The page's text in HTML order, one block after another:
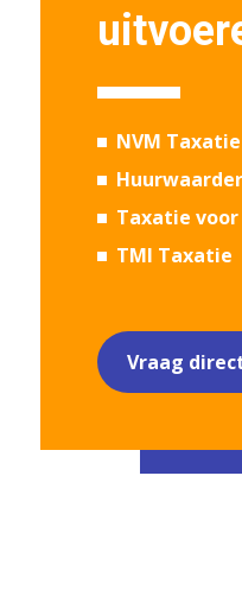
NVM
Taxatie
TMI Taxatie
Vraag